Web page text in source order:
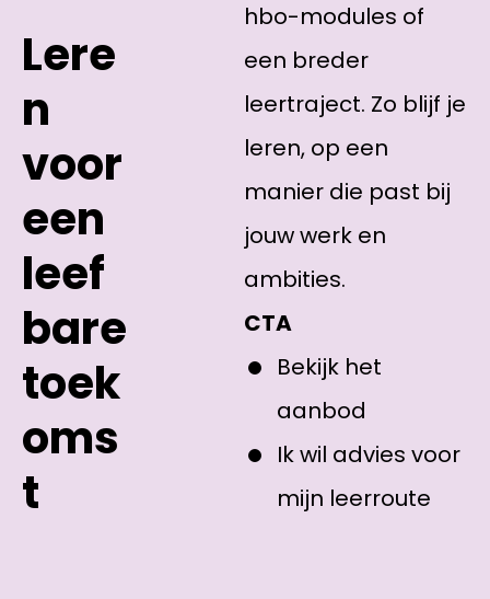
Lere
n
voor
een
leef
bare
toek
oms
t
hbo-modules of
een breder
leertraject. Zo blijf je
leren, op een
manier die past bij
jouw werk en
ambities.
CTA
Bekijk het
aanbod
Ik wil advies voor
mijn leerroute